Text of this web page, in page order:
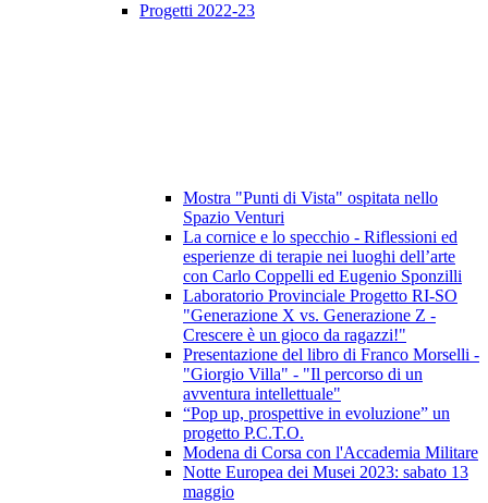
Progetti 2022-23
Mostra "Punti di Vista" ospitata nello
Spazio Venturi
La cornice e lo specchio - Riflessioni ed
esperienze di terapie nei luoghi dell’arte
con Carlo Coppelli ed Eugenio Sponzilli
Laboratorio Provinciale Progetto RI-SO
"Generazione X vs. Generazione Z -
Crescere è un gioco da ragazzi!"
Presentazione del libro di Franco Morselli -
"Giorgio Villa" - "Il percorso di un
avventura intellettuale"
“Pop up, prospettive in evoluzione” un
progetto P.C.T.O.
Modena di Corsa con l'Accademia Militare
Notte Europea dei Musei 2023: sabato 13
maggio